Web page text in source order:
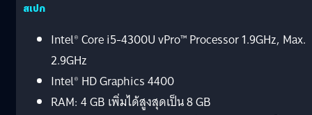
สเปก
Intel® Core i5-4300U vPro™ Processor 1.9GHz, Max.
2.9GHz
Intel® HD Graphics 4400
RAM: 4 GB เพิ่มได้สูงสุดเป็น 8 GB